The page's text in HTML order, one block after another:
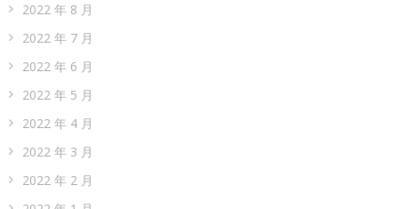
2022 年 8 月
2022 年 7 月
2022 年 6 月
2022 年 5 月
2022 年 4 月
2022 年 3 月
2022 年 2 月